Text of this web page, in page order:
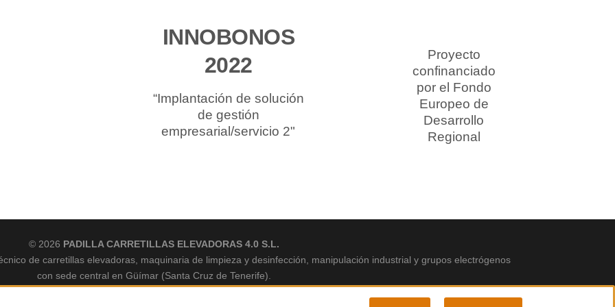
INNOBONOS
2022
“Implantación de solución
de gestión
empresarial/servicio 2"
Proyecto
confinanciado
por el Fondo
Europeo de
Desarrollo
Regional
© 2026 PADILLA CARRETILLAS ELEVADORAS 4.0 S.L.
de carretillas elevadoras, maquinaria de limpieza y desinfección, manipulación industrial y grupos electrógenos
con sede central en Güímar (Santa Cruz de Tenerife).